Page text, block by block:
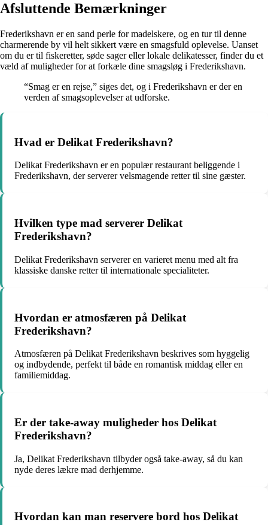
Afsluttende Bemærkninger
Frederikshavn er en sand perle for madelskere, og en tur til denne
charmerende by vil helt sikkert være en smagsfuld oplevelse. Uanset
om du er til fiskeretter, søde sager eller lokale delikatesser, finder du et
væld af muligheder for at forkæle dine smagsløg i Frederikshavn.
“Smag er en rejse,” siges det, og i Frederikshavn er der en
verden af smagsoplevelser at udforske.
Hvad er Delikat Frederikshavn?
Delikat Frederikshavn er en populær restaurant beliggende i
Frederikshavn, der serverer velsmagende retter til sine gæster.
Hvilken type mad serverer Delikat
Frederikshavn?
Delikat Frederikshavn serverer en varieret menu med alt fra
klassiske danske retter til internationale specialiteter.
Hvordan er atmosfæren på Delikat
Frederikshavn?
Atmosfæren på Delikat Frederikshavn beskrives som hyggelig
og indbydende, perfekt til både en romantisk middag eller en
familiemiddag.
Er der take-away muligheder hos Delikat
Frederikshavn?
Ja, Delikat Frederikshavn tilbyder også take-away, så du kan
nyde deres lækre mad derhjemme.
Hvordan kan man reservere bord hos Delikat